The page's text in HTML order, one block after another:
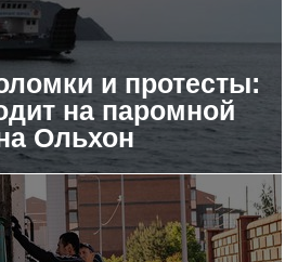
и протесты:
на паромной
Ольхон